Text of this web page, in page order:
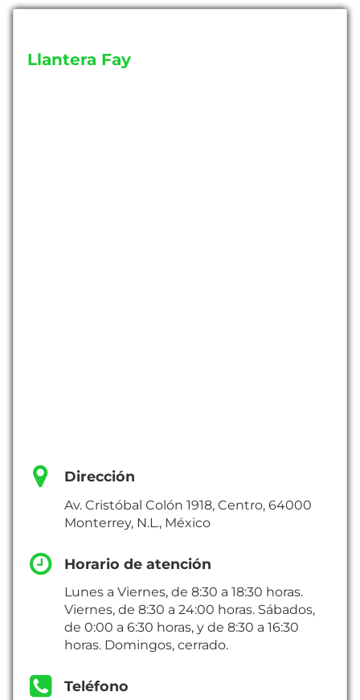
Llantera Fay
Dirección
Av. Cristóbal Colón 1918, Centro, 64000
Monterrey, N.L., México
Horario de atención
Lunes a Viernes, de 8:30 a 18:30 horas.
Viernes, de 8:30 a 24:00 horas. Sábados,
de 0:00 a 6:30 horas, y de 8:30 a 16:30
horas. Domingos, cerrado.
Teléfono